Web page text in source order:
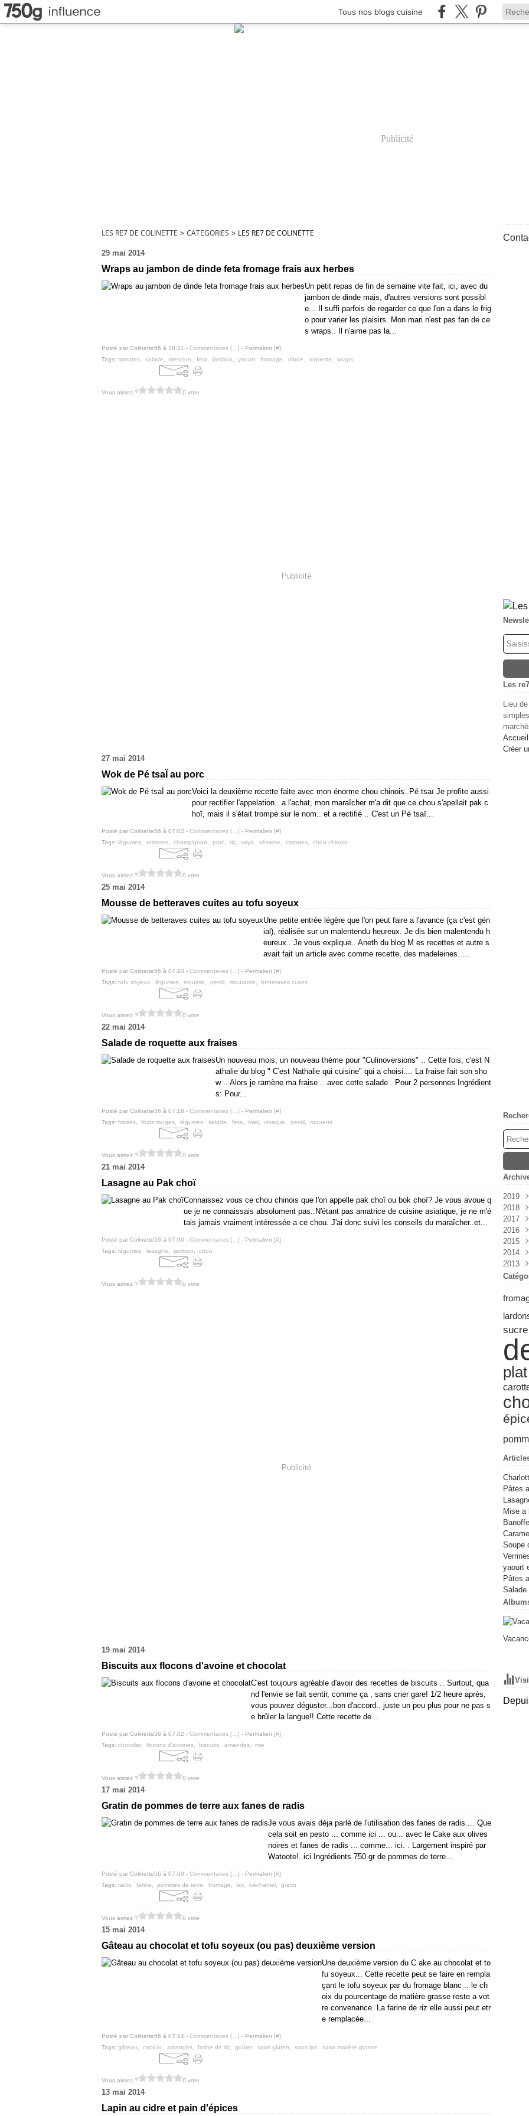
Tous nos blogs cuisine
Publicité
LES RE7 DE COLINETTE > CATEGORIES > LES RE7 DE COLINETTE
29 mai 2014
Wraps au jambon de dinde feta fromage frais aux herbes
Un petit repas de fin de semaine vite fait, ici, avec du
jambon de dinde mais, d'autres versions sont possibl
e... Il suffi parfois de regarder ce que l'on a dans le frig
o pour varier les plaisirs. Mon mari n'est pas fan de ce
s wraps.. Il n'aime pas la...
Posté par Colinette56 à 18:31 - Commentaires [ ] - Permalien [#]
Tags: tomates salade mesclun feta jambon yaourt fromage dinde roquette wraps
Vous aimez ? 0 vote
Publicité
27 mai 2014
Wok de Pé tsaÏ au porc
Voici la deuxième recette faite avec mon énorme chou chinois..Pé tsaï Je profite aussi
pour rectifier l'appelation.. a l'achat, mon maraîcher m'a dit que ce chou s'apellait pak c
hoï, mais il s'était trompé sur le nom.. et a rectifié .. C'est un Pé tsaï...
Posté par Colinette56 à 07:02 - Commentaires [ ] - Permalien [#]
Tags: légumes tomates champignon porc riz soya sésame carottes chou chinois
Vous aimez ? 0 vote
25 mai 2014
Mousse de betteraves cuites au tofu soyeux
Une petite entrée légère que l'on peut faire a l'avance (ça c'est gén
ial), réalisée sur un malentendu heureux. Je dis bien malentendu h
eureux.. Je vous explique.. Aneth du blog M es recettes et autre s
avait fait un article avec comme recette, des madeleines.....
Posté par Colinette56 à 07:20 - Commentaires [ ] - Permalien [#]
Tags: tofu soyeux légumes mousse persil moutarde betteraves cuites
Vous aimez ? 0 vote
22 mai 2014
Salade de roquette aux fraises
Un nouveau mois, un nouveau thème pour "Culinoversions" .. Cette fois, c'est N
athalie du blog " C'est Nathalie qui cuisine" qui a choisi.... La fraise fait son sho
w .. Alors je ramène ma fraise .. avec cette salade . Pour 2 personnes Ingrédient
s: Pour...
Posté par Colinette56 à 07:18 - Commentaires [ ] - Permalien [#]
Tags: fraises fruits rouges légumes salade feta miel vinaigre persil roquette
Vous aimez ? 0 vote
21 mai 2014
Lasagne au Pak choï
Connaissez vous ce chou chinois que l'on appelle pak choî ou bok choî? Je vous avoue q
ue je ne connaissais absolument pas..N'étant pas amatrice de cuisine asiatique, je ne m'é
tais jamais vraiment intéressée a ce chou. J'ai donc suivi les conseils du maraîcher..et...
Posté par Colinette56 à 07:00 - Commentaires [ ] - Permalien [#]
Tags: légumes lasagne jambon chou
Vous aimez ? 0 vote
Publicité
19 mai 2014
Biscuits aux flocons d'avoine et chocolat
C'est toujours agréable d'avoir des recettes de biscuits .. Surtout, qua
nd l'envie se fait sentir, comme ça , sans crier gare! 1/2 heure après,
vous pouvez déguster...bon d'accord.. juste un peu plus pour ne pas s
e brûler la langue!! Cette recette de...
Posté par Colinette56 à 07:02 - Commentaires [ ] - Permalien [#]
Tags: chocolat flocons d'avoines biscuits amandes mie
Vous aimez ? 0 vote
17 mai 2014
Gratin de pommes de terre aux fanes de radis
Je vous avais déja parlé de l'utilisation des fanes de radis.... Que
cela soit en pesto ... comme ici ... ou... avec le Cake aux olives
noires et fanes de radis ... comme... ici. . Largement inspiré par
Watoote!..ici Ingrédients 750 gr de pommes de terre...
Posté par Colinette56 à 07:00 - Commentaires [ ] - Permalien [#]
Tags: radis farine pommes de terre fromage lait béchamel gratin
Vous aimez ? 0 vote
15 mai 2014
Gâteau au chocolat et tofu soyeux (ou pas) deuxième version
Une deuxième version du C ake au chocolat et to
fu soyeux... Cette recette peut se faire en rempla
çant le tofu soyeux par du fromage blanc .. le ch
oix du pourcentage de matière grasse reste a vot
re convenance. La farine de riz elle aussi peut etr
e remplacée...
Posté par Colinette56 à 07:14 - Commentaires [ ] - Permalien [#]
Tags: gâteau cook'in amandes farine de riz goûter, sans gluten sans lait sans matière grasse
Vous aimez ? 0 vote
13 mai 2014
Lapin au cidre et pain d'épices
Les
Lieu
Créer
2019
Avril
Mars
2018
Août
Juin
Mai
2017
Mai
Avril
Mars
2016
Juin
2015
Mai
Avril
2014
Juin
Mai
2013
Juin
Pâtes
Mise a
Soupe
yaourt
Pâtes
Salade